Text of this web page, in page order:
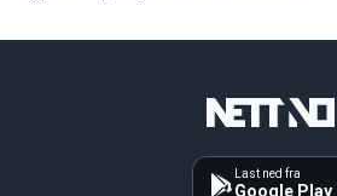
Last ned fra
Google Play